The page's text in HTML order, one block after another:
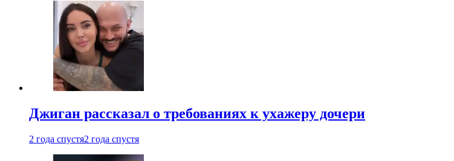
Джиган рассказал о требованиях к ухажеру дочери
2 года спустя2 года спустя